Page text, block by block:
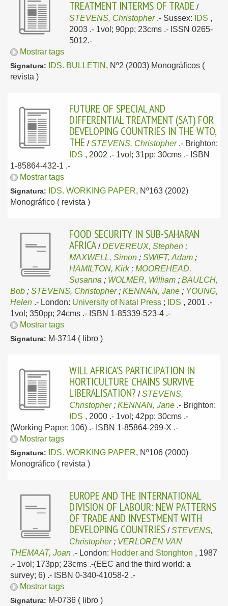
TREATMENT INTERMS OF TRADE /
STEVENS, Christopher .- Sussex: IDS ,
2003 .- 1vol; 90pp; 23cms .- ISSN 0265-
5012.-
Mostrar tags
Signatura: IDS. BULLETIN , Nº2 (2003) Monográficos (
revista )
FUTURE OF SPECIAL AND
DIFFERENTIAL TREATMENT (SAT) FOR
DEVELOPING COUNTRIES IN THE WTO,
THE /STEVENS, Christopher .- Brighton:
IDS , 2002 .- 1vol; 31pp; 30cms .- ISBN
1-85864-432-1 .-
Mostrar tags
Signatura: IDS. WORKING PAPER, Nº163 (2002)
Monográfico ( revista )
FOOD SECURITY IN SUB-SAHARAN
AFRICA /DEVEREUX, Stephen ;
MAXWELL, Simon ; SWIFT, Adam ;
HAMILTON, Kirk; MOOREHEAD,
Susanna ; WOLMER, William ; BAULCH,
Bob ; STEVENS, Christopher; KENNAN, Jane ; YOUNG,
Helen .- London: University of Natal Press ; IDS , 2001 .-
1vol; 350pp; 24cms .- ISBN 1-85339-523-4 .-
Mostrar tags
Signatura: M-3714 ( libro )
WILL AFRICA'S PARTICIPATION IN
HORTICULTURE CHAINS SURVIVE
LIBERALISATION? /STEVENS,
Christopher; KENNAN, Jane .- Brighton:
IDS , 2000 .- 1vol; 42pp; 30cms .-
(Working Paper; 106) .- ISBN 1-85864-299-X .-
Mostrar tags
Signatura: IDS. WORKING PAPER, Nº106 (2000)
Monográfico ( revista )
EUROPE AND THE INTERNATIONAL
DIVISION OF LABOUR: NEW PATTERNS
OF TRADE AND INVESTMENT WITH
DEVELOPING COUNTRIES /STEVENS,
Christopher; VERLOREN VAN
THEMAAT, Joan .- London: Hodder and Stonghton , 1987
.- 1vol; 173pp; 23cms .-(EEC and the third world: a
survey; 6) .- ISBN 0-340-41058-2 .-
Mostrar tags
Signatura: M-0736 ( libro )